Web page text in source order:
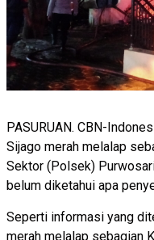
PASURUAN. CBN-
Sijago merah melalap
Sektor (Polsek)
belum diketahui apa
Seperti informasi yang
merah melalap sebagian